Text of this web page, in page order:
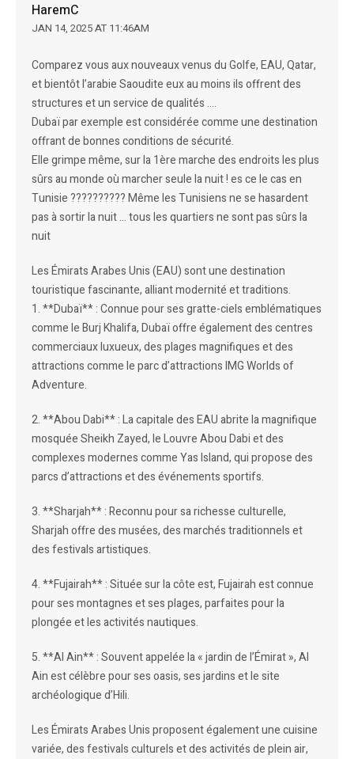
HaremC
JAN 14, 2025 AT 11:46AM
Comparez vous aux nouveaux venus du Golfe, EAU, Qatar,
et bientôt l’arabie Saoudite eux au moins ils offrent des
structures et un service de qualités ….
Dubaï par exemple est considérée comme une destination
offrant de bonnes conditions de sécurité.
Elle grimpe même, sur la 1ère marche des endroits les plus
sûrs au monde où marcher seule la nuit ! es ce le cas en
Tunisie ?????????? Même les Tunisiens ne se hasardent
pas à sortir la nuit … tous les quartiers ne sont pas sûrs la
nuit
Les Émirats Arabes Unis (EAU) sont une destination
touristique fascinante, alliant modernité et traditions.
1. **Dubaï** : Connue pour ses gratte-ciels emblématiques
comme le Burj Khalifa, Dubaï offre également des centres
commerciaux luxueux, des plages magnifiques et des
attractions comme le parc d’attractions IMG Worlds of
Adventure.
2. **Abou Dabi** : La capitale des EAU abrite la magnifique
mosquée Sheikh Zayed, le Louvre Abou Dabi et des
complexes modernes comme Yas Island, qui propose des
parcs d’attractions et des événements sportifs.
3. **Sharjah** : Reconnu pour sa richesse culturelle,
Sharjah offre des musées, des marchés traditionnels et
des festivals artistiques.
4. **Fujairah** : Située sur la côte est, Fujairah est connue
pour ses montagnes et ses plages, parfaites pour la
plongée et les activités nautiques.
5. **Al Ain** : Souvent appelée la « jardin de l’Émirat », Al
Ain est célèbre pour ses oasis, ses jardins et le site
archéologique d’Hili.
Les Émirats Arabes Unis proposent également une cuisine
variée, des festivals culturels et des activités de plein air,